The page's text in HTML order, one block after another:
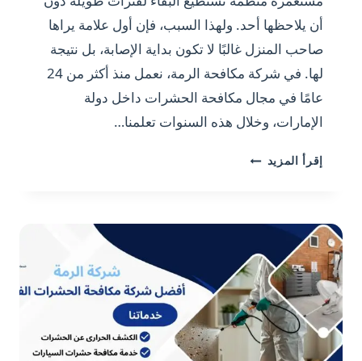
أن يلاحظها أحد. ولهذا السبب، فإن أول علامة يراها
صاحب المنزل غالبًا لا تكون بداية الإصابة، بل نتيجة
لها. في شركة مكافحة الرمة، نعمل منذ أكثر من 24
عامًا في مجال مكافحة الحشرات داخل دولة
الإمارات، وخلال هذه السنوات تعلمنا…
إقرأ المزيد شركة
خبرة
24
عامًا
في
مكافحة
النمل